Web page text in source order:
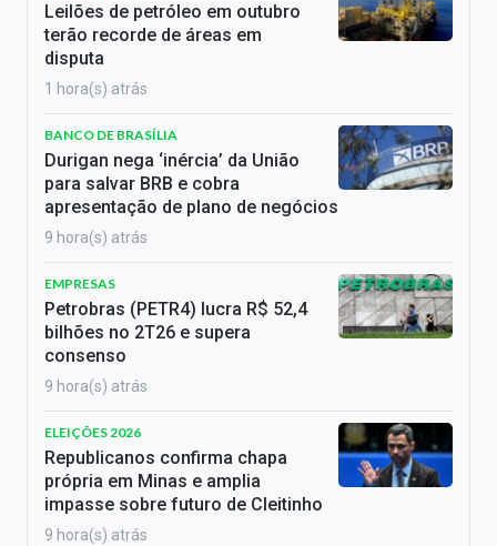
Leilões de petróleo em outubro
terão recorde de áreas em
disputa
1 hora(s) atrás
BANCO DE BRASÍLIA
Durigan nega ‘inércia’ da União
para salvar BRB e cobra
apresentação de plano de negócios
9 hora(s) atrás
EMPRESAS
Petrobras (PETR4) lucra R$ 52,4
bilhões no 2T26 e supera
consenso
9 hora(s) atrás
ELEIÇÕES 2026
Republicanos confirma chapa
própria em Minas e amplia
impasse sobre futuro de Cleitinho
9 hora(s) atrás